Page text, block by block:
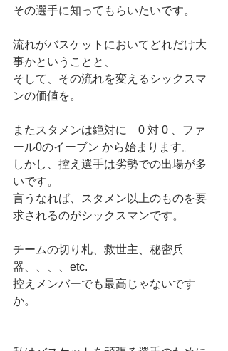
その選手に知ってもらいたいです。
流れがバスケットにおいてどれだけ大
事かということと、
そして、その流れを変えるシックスマ
ンの価値を。
またスタメンは絶対に　0 対 0 、ファ
ール0のイーブン から始まります。
しかし、控え選手は劣勢での出場が多
いです。
言うなれば、スタメン以上のものを要
求されるのがシックスマンです。
チームの切り札、救世主、秘密兵
器、、、、etc.
控えメンバーでも最高じゃないです
か。